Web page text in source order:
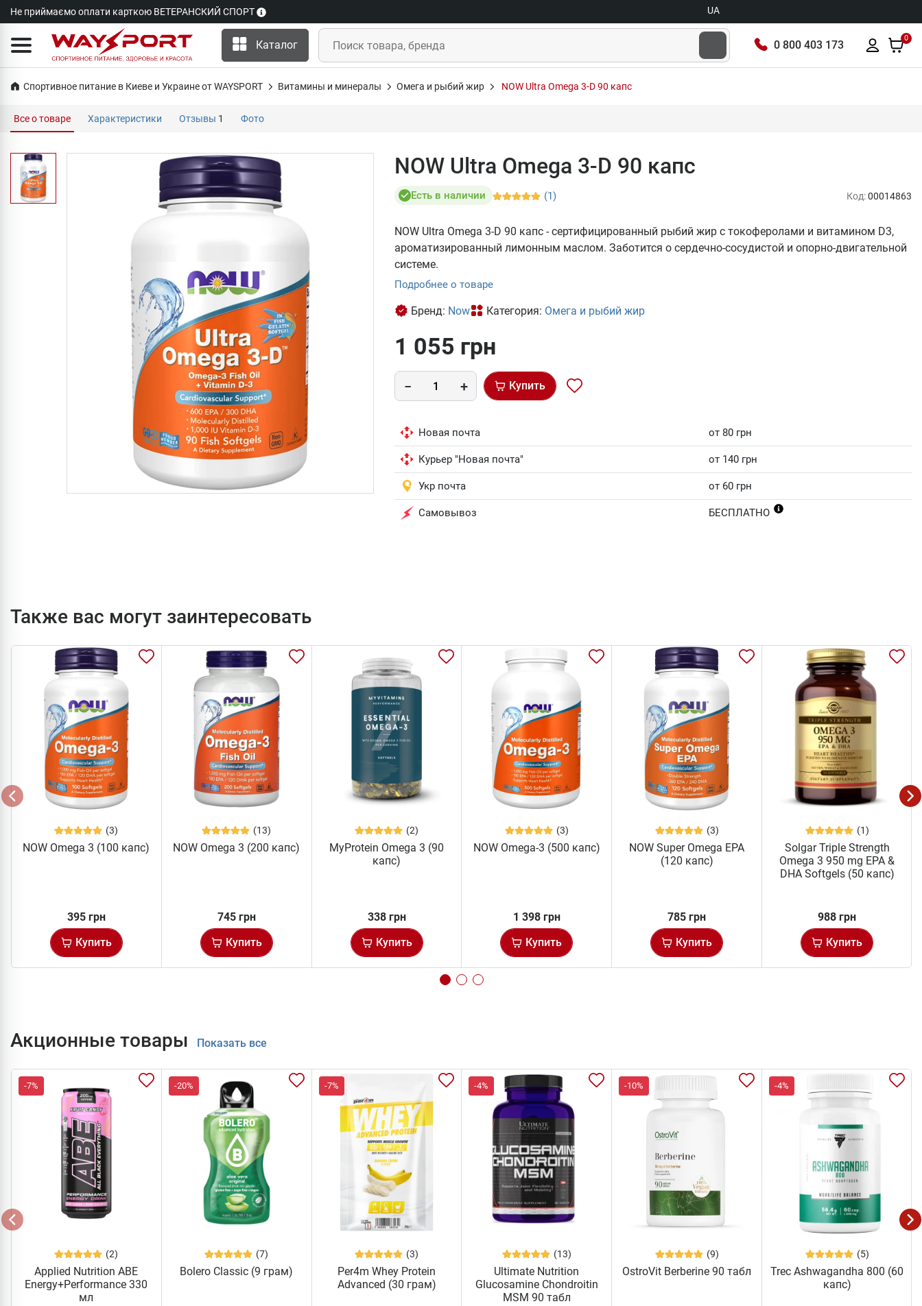
Не приймаємо оплати карткою ВЕТЕРАНСКИЙ СПОРТ UA
Каталог 0 800 403 173
0
Спортивное питание в Киеве и Украине от WAYSPORT Витамины и минералы Омега и рыбий жир NOW Ultra Omega 3-D 90 капс
Все о товаре Характеристики Отзывы 1 Фото
NOW Ultra Omega 3-D 90 капс
Есть в наличии (1) Код:00014863
NOW Ultra Omega 3-D 90 капс - сертифицированный рыбий жир с токоферолами и витамином D3,
ароматизированный лимонным маслом. Заботится о сердечно-сосудистой и опорно-двигательной
системе.
Подробнее о товаре
Бренд: Now Категория: Омега и рыбий жир
1 055 грн
Купить
Новая почта от 80 грн
Курьер "Новая почта" от 140 грн
Укр почта от 60 грн
Самовывоз БЕСПЛАТНО
Также вас могут заинтересовать
(3)
NOW Omega 3 (100 капс)
395 грн
Купить
(13)
NOW Omega 3 (200 капс)
745 грн
Купить
(2)
MyProtein Omega 3 (90
капс)
338 грн
Купить
(3)
NOW Omega-3 (500 капс)
1 398 грн
Купить
(3)
NOW Super Omega EPA
(120 капс)
785 грн
Купить
(1)
Solgar Triple Strength
Omega 3 950 mg EPA &
DHA Softgels (50 капс)
988 грн
Купить
Акционные товары Показать все
-7%
(2)
Applied Nutrition ABE
Energy+Performance 330
мл
-20%
(7)
Bolero Classic (9 грам)
-7%
(3)
Per4m Whey Protein
Advanced (30 грам)
-4%
(13)
Ultimate Nutrition
Glucosamine Chondroitin
MSM 90 табл
-10%
(9)
OstroVit Berberine 90 табл
-4%
(5)
Trec Ashwagandha 800 (60
капс)